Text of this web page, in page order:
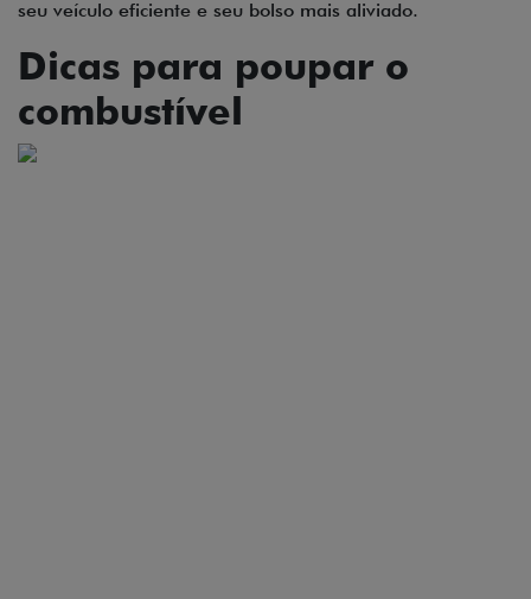
seu veículo eficiente e seu bolso mais aliviado.
Dicas para poupar o
combustível